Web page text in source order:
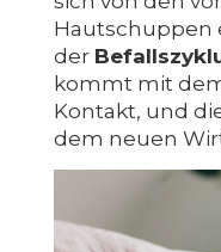
Hautschuppen
der
kommt mit
Kontakt, und
dem neuen